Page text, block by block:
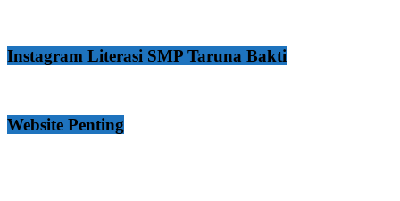
Instagram Literasi SMP Taruna Bakti
Website Penting